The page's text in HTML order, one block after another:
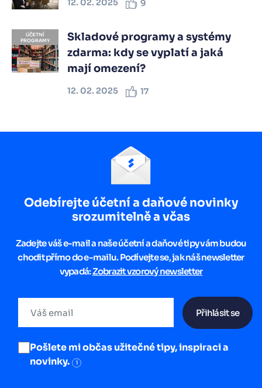
12. 02. 2025 9
ÚČETNÍ
PROGRAMY
Skladové programy a systémy
zdarma: kdy se vyplatí a jaká
mají omezení?
12. 02. 2025 17
Odebírejte účetní a daňové novinky
srozumitelně a včas
Zadejte váš e-mail a naše účetní a daňové tipy vám budou
chodit přímo do e-mailu. Podívejte se, jak náš newsletter
vypadá:Zobrazit vzorový newsletter
Přihlásit se
Pošlete mi občas užitečné tipy, inspiraci a
novinky.
i